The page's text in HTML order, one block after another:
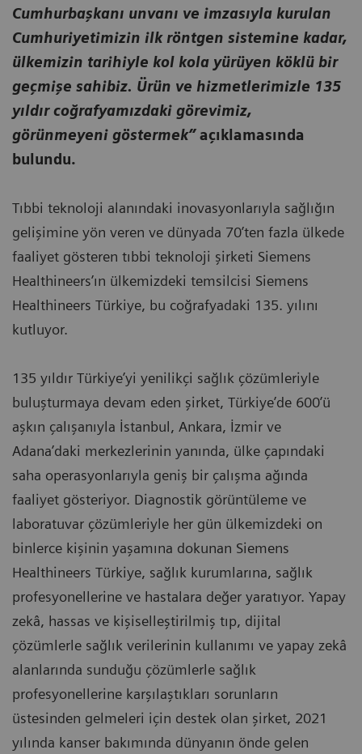
Cumhurbaşkanı unvanı ve imzasıyla kurulan
Cumhuriyetimizin ilk röntgen sistemine kadar,
ülkemizin tarihiyle kol kola yürüyen köklü bir
geçmişe sahibiz. Ürün ve hizmetlerimizle 135
yıldır coğrafyamızdaki görevimiz,
görünmeyeni göstermek”açıklamasında
bulundu.
Tıbbi teknoloji alanındaki inovasyonlarıyla sağlığın
gelişimine yön veren ve dünyada 70’ten fazla ülkede
faaliyet gösteren tıbbi teknoloji şirketi Siemens
Healthineers’ın ülkemizdeki temsilcisi Siemens
Healthineers Türkiye, bu coğrafyadaki 135. yılını
kutluyor.
135 yıldır Türkiye’yi yenilikçi sağlık çözümleriyle
buluşturmaya devam eden şirket, Türkiye’de 600’ü
aşkın çalışanıyla İstanbul, Ankara, İzmir ve
Adana’daki merkezlerinin yanında, ülke çapındaki
saha operasyonlarıyla geniş bir çalışma ağında
faaliyet gösteriyor. Diagnostik görüntüleme ve
laboratuvar çözümleriyle her gün ülkemizdeki on
binlerce kişinin yaşamına dokunan Siemens
Healthineers Türkiye, sağlık kurumlarına, sağlık
profesyonellerine ve hastalara değer yaratıyor. Yapay
zekâ, hassas ve kişiselleştirilmiş tıp, dijital
çözümlerle sağlık verilerinin kullanımı ve yapay zekâ
alanlarında sunduğu çözümlerle sağlık
profesyonellerine karşılaştıkları sorunların
üstesinden gelmeleri için destek olan şirket, 2021
yılında kanser bakımında dünyanın önde gelen